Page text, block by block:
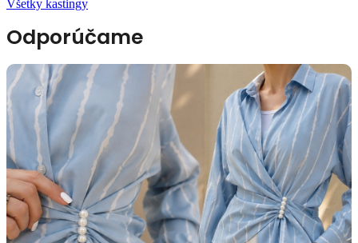
Všetky kastingy
Odporúčame